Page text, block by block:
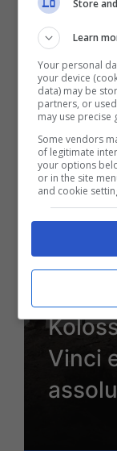
4 Maggio
Vinci
Store
Learn
Your personal
your device
data) may be
partners, or
may use precise
Some vendors
of legitimate
your options
or in the site
and cookie